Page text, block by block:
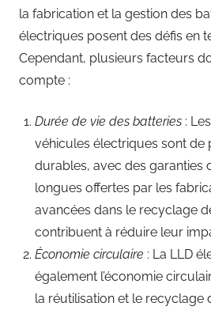
la fabrication et la gestion des
électriques posent des défis en
Cependant, plusieurs facteurs
compte :
Durée de vie des batteries :
véhicules électriques sont de
durables, avec des garanties
longues offertes par les
avancées dans le recyclage
contribuent à réduire leur
Économie circulaire : La LLD
également l’économie
la réutilisation et le recyclage